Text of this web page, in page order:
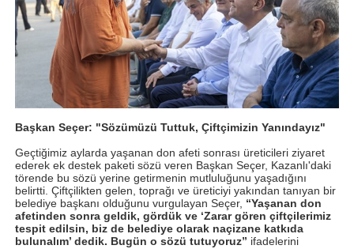
Başkan Seçer: "Sözümüzü Tuttuk, Çiftçimizin Yanındayız"
Geçtiğimiz aylarda yaşanan don afeti sonrası üreticileri ziyaret
ederek ek destek paketi sözü veren Başkan Seçer, Kazanlı'daki
törende bu sözü yerine getirmenin mutluluğunu yaşadığını
belirtti. Çiftçilikten gelen, toprağı ve üreticiyi yakından tanıyan bir
belediye başkanı olduğunu vurgulayan Seçer, “Yaşanan don
afetinden sonra geldik, gördük ve ‘Zarar gören çiftçilerimiz
tespit edilsin, biz de belediye olarak naçizane katkıda
bulunalım’ dedik. Bugün o sözü tutuyoruz” ifadelerini